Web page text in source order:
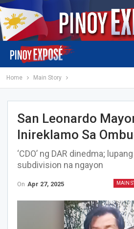
Home Main Story
San Leonardo
Inireklamo Sa
‘CDO’ ng DAR dinedma;
subdivision na ngayon
MAIN
On Apr 27, 2025